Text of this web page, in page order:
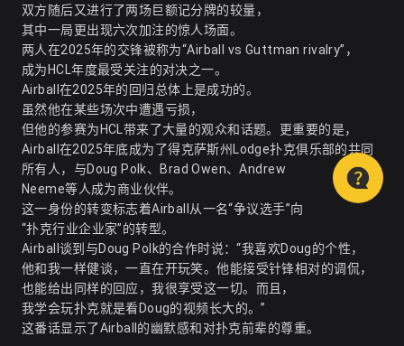
双方随后又进行了两场巨额记分牌的较量，
其中一局更出现六次加注的惊人场面。
两人在2025年的交锋被称为“Airball vs Guttman rivalry”，
成为HCL年度最受关注的对决之一。
Airball在2025年的回归总体上是成功的。
虽然他在某些场次中遭遇亏损，
但他的参赛为HCL带来了大量的观众和话题。更重要的是，
Airball在2025年底成为了得克萨斯州Lodge扑克俱乐部的共同
所有人，与Doug Polk、Brad Owen、Andrew
Neeme等人成为商业伙伴。
这一身份的转变标志着Airball从一名“争议选手”向
“扑克行业企业家”的转型。
Airball谈到与Doug Polk的合作时说：“我喜欢Doug的个性，
他和我一样健谈，一直在开玩笑。他能接受针锋相对的调侃，
也能给出同样的回应，我很享受这一切。而且，
我学会玩扑克就是看Doug的视频长大的。”
这番话显示了Airball的幽默感和对扑克前辈的尊重。